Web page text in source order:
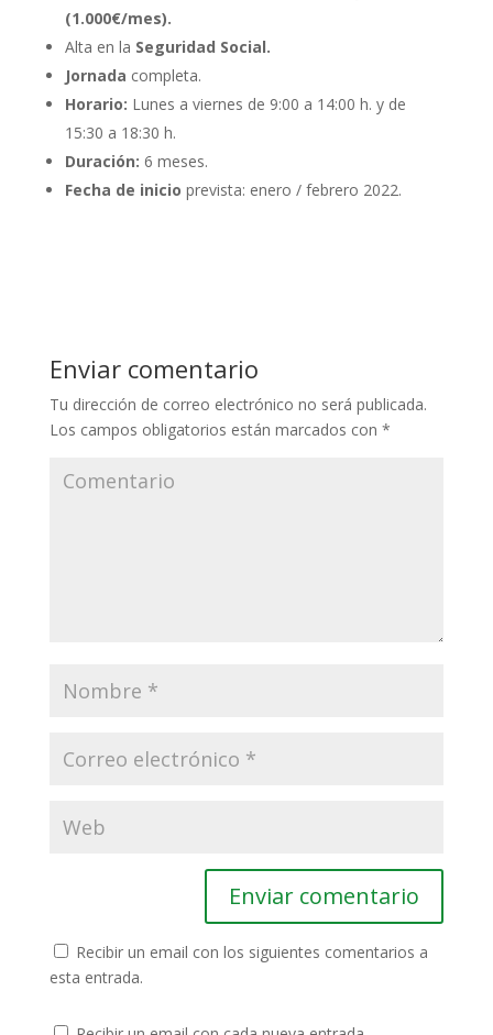
(1.000€/mes).
Alta en la Seguridad Social.
Jornada completa.
Horario: Lunes a viernes de 9:00 a 14:00 h. y de
15:30 a 18:30 h.
Duración: 6 meses.
Fecha de inicio prevista: enero / febrero 2022.
Enviar comentario
Tu dirección de correo electrónico no será publicada.
Los campos obligatorios están marcados con *
Recibir un email con los siguientes comentarios a
esta entrada.